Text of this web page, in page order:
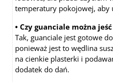
temperatury pokojowej, aby
• Czy guanciale można
Tak, guanciale jest gotowe
ponieważ jest to wędlina
na cienkie plasterki i
dodatek do dań.